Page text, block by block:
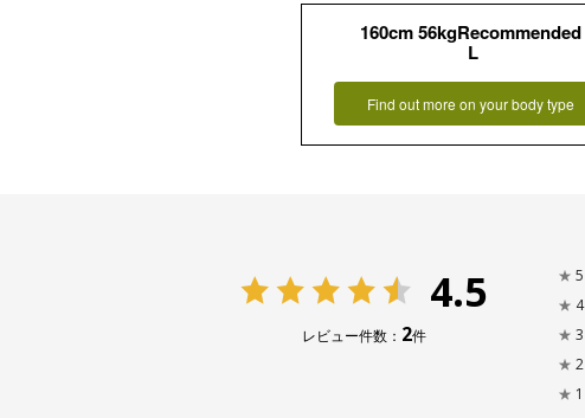
160cm 56kgRecommended
L
Find out more on your body type
4.5
レビュー件数： 2件
★ 5
★ 4
★ 3
★ 2
★ 1